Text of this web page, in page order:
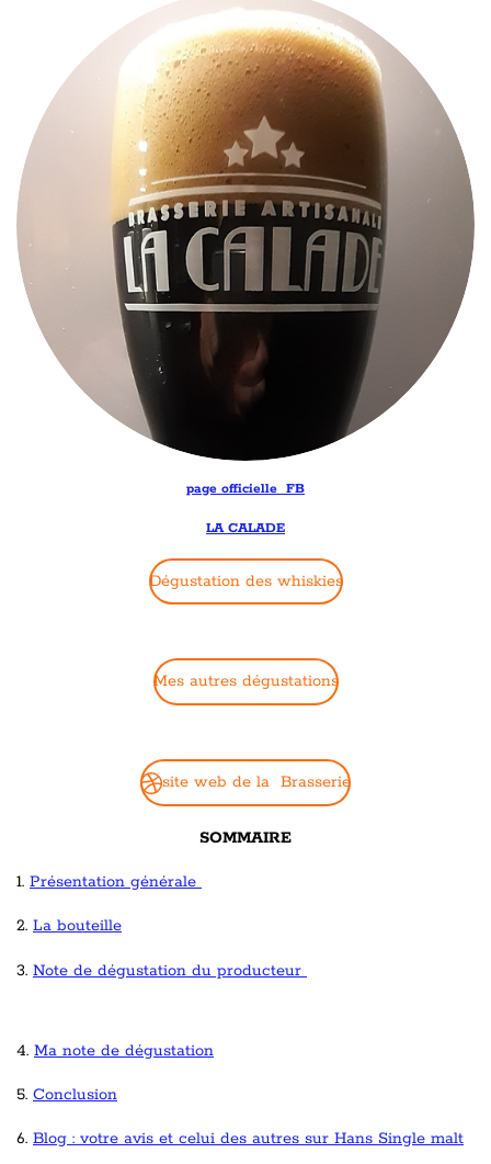
page officielle FB
LA CALADE
Dégustation des whiskies
Mes autres dégustations
site web de la Brasserie
SOMMAIRE
1. Présentation générale
2. La bouteille
3. Note de dégustation du producteur
4. Ma note de dégustation
5. Conclusion
6. Blog : votre avis et celui des autres sur Hans Single malt